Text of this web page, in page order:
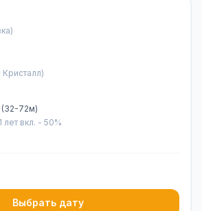
Кристалл)
(32-72м)
лет вкл. - 50%
Выбрать дату